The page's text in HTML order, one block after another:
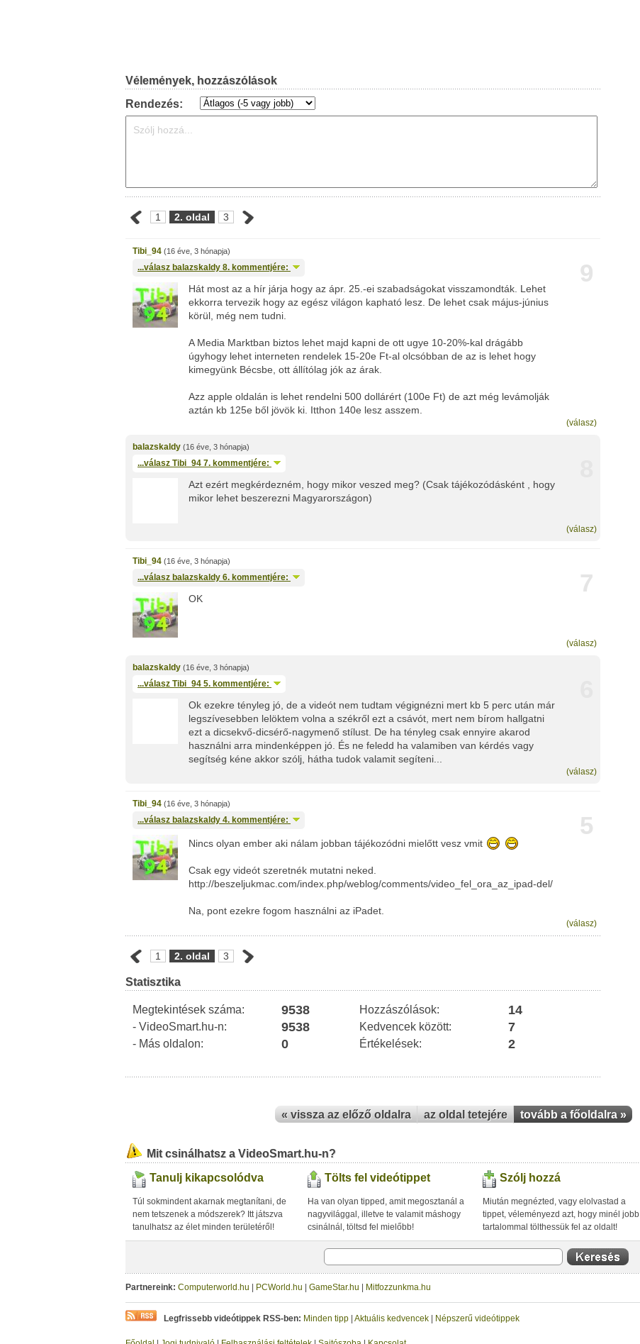
Vélemények, hozzászólások
Rendezés:
1 2. oldal 3
Tibi_94 (16 éve, 3 hónapja)
9
...válasz balazskaldy 8. kommentjére:
Hát most az a hír járja hogy az ápr. 25.-ei szabadságokat visszamondták. Lehet
ekkorra tervezik hogy az egész világon kapható lesz. De lehet csak május-június
körül, még nem tudni.
A Media Marktban biztos lehet majd kapni de ott ugye 10-20%-kal drágább
úgyhogy lehet interneten rendelek 15-20e Ft-al olcsóbban de az is lehet hogy
kimegyünk Bécsbe, ott állítólag jók az árak.
Azz apple oldalán is lehet rendelni 500 dollárért (100e Ft) de azt még levámolják
aztán kb 125e ből jövök ki. Itthon 140e lesz asszem.
(válasz)
balazskaldy (16 éve, 3 hónapja)
...válasz Tibi_94 7. kommentjére:
Azt ezért megkérdezném, hogy mikor veszed meg? (Csak tájékozódásként , hogy
mikor lehet beszerezni Magyarországon)
(válasz)
Tibi_94 (16 éve, 3 hónapja)
7
...válasz balazskaldy 6. kommentjére:
OK
(válasz)
balazskaldy (16 éve, 3 hónapja)
...válasz Tibi_94 5. kommentjére:
Ok ezekre tényleg jó, de a videót nem tudtam végignézni mert kb 5 perc után már
legszívesebben lelöktem volna a székről ezt a csávót, mert nem bírom hallgatni
ezt a dicsekvő-dicsérő-nagymenő stílust. De ha tényleg csak ennyire akarod
használni arra mindenképpen jó. És ne feledd ha valamiben van kérdés vagy
segítség kéne akkor szólj, hátha tudok valamit segíteni...
(válasz)
Tibi_94 (16 éve, 3 hónapja)
5
...válasz balazskaldy 4. kommentjére:
Nincs olyan ember aki nálam jobban tájékozódni mielőtt vesz vmit
Csak egy videót szeretnék mutatni neked.
http://beszeljukmac.com/index.php/weblog/comments/video_fel_ora_az_ipad-del/
Na, pont ezekre fogom használni az iPadet.
(válasz)
1 2. oldal 3
Statisztika
Megtekintések száma: 9538 Hozzászólások: 14
- VideoSmart.hu-n: 9538 Kedvencek között: 7
- Más oldalon: 0 Értékelések: 2
« vissza az előző oldalra az oldal tetejére tovább a főoldalra »
Mit csinálhatsz a VideoSmart.hu-n?
Tanulj kikapcsolódva
Túl sokmindent akarnak megtanítani, de
nem tetszenek a módszerek? Itt játszva
tanulhatsz az élet minden területéről!
Tölts fel videótippet
Ha van olyan tipped, amit megosztanál a
nagyvilággal, illetve te valamit máshogy
csinálnál, töltsd fel mielőbb!
Szólj hozzá
Miután megnézted, vagy elolvastad a
tippet, véleményezd azt, hogy minél jobb
tartalommal tölthessük fel az oldalt!
Partnereink: Computerworld.hu PCWorld.hu GameStar.hu Mitfozzunkma.hu
Legfrissebb videótippek RSS-ben: Minden tipp Aktuális kedvencek Népszerű videótippek